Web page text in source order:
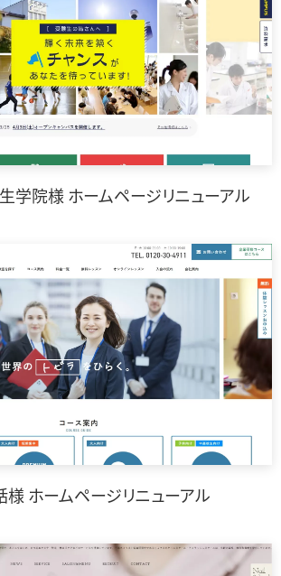
学院様 ホームページリニューアル
様 ホームページリニューアル